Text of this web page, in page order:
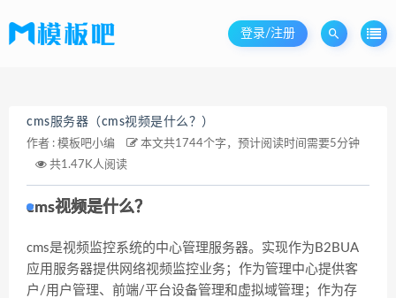
登录/注册
cms服务器（cms视频是什么？）
作者 : 模板吧小编
本文共1744个字，预计阅读时间需要5分钟
共1.47K人阅读
cms视频是什么？
cms是视频监控系统的中心管理服务器。实现作为B2BUA
应用服务器提供网络视频监控业务；作为管理中心提供客
户/用户管理、前端/平台设备管理和虚拟域管理；作为存